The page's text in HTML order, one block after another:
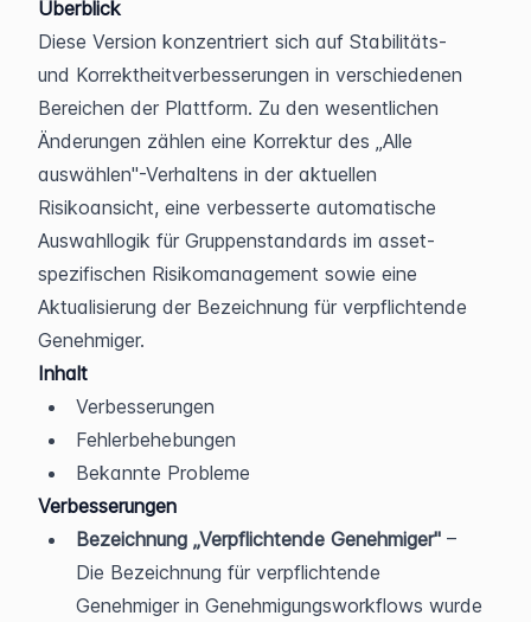
Überblick
Diese Version konzentriert sich auf Stabilitäts-
und Korrektheitverbesserungen in verschiedenen
Bereichen der Plattform. Zu den wesentlichen
Änderungen zählen eine Korrektur des „Alle
auswählen"-Verhaltens in der aktuellen
Risikoansicht, eine verbesserte automatische
Auswahllogik für Gruppenstandards im asset-
spezifischen Risikomanagement sowie eine
Aktualisierung der Bezeichnung für verpflichtende
Genehmiger.
Inhalt
Verbesserungen
Fehlerbehebungen
Bekannte Probleme
Verbesserungen
Bezeichnung „Verpflichtende Genehmiger" –
Die Bezeichnung für verpflichtende
Genehmiger in Genehmigungsworkflows wurde